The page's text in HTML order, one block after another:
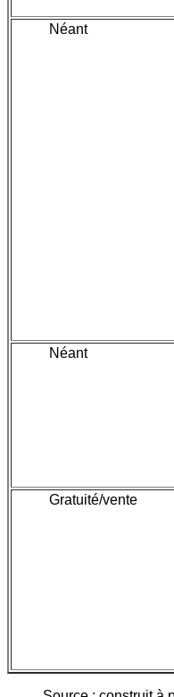
Néant
Néant
Gratuité/vente